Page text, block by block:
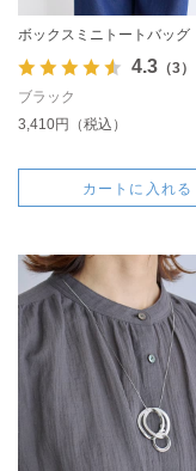
ボックスミニトートバッグ
4.3（3）
ブラック
3,410円（税込）
カートに入れる